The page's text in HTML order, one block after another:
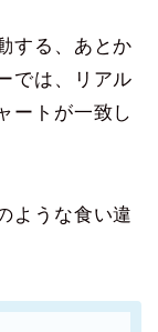
する、あとか
では、リアル
ートが一致し
ような食い違